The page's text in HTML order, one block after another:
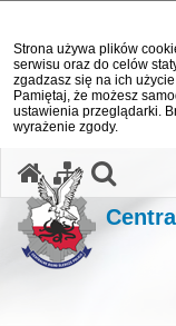
Strona używa plików
serwisu oraz do celów
zgadzasz się na ich
Pamiętaj, że możesz
ustawienia przeglądarki.
wyrażenie zgody.